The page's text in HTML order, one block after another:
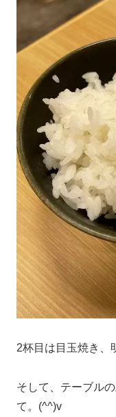
2杯目は目玉焼き、
そして、テーブル
て。(^^)v